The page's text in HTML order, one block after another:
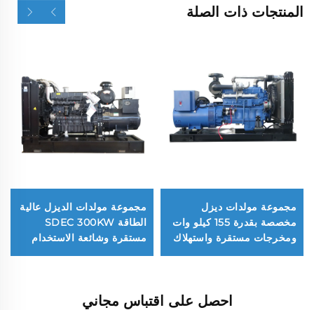
المنتجات ذات الصلة
مجموعة مولدات ديزل
مخصصة بقدرة 155 كيلو وات
ومخرجات مستقرة واستهلاك
منخفض للوقود
مجموعة مولدات الديزل عالية
الطاقة SDEC 300KW
مستقرة وشائعة الاستخدام
احصل على اقتباس مجاني